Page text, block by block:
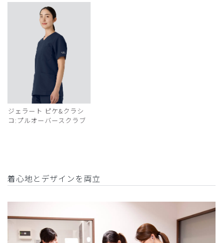
ジェラート ピケ&クラシ
コ:プルオーバースクラブ
着心地とデザインを両立